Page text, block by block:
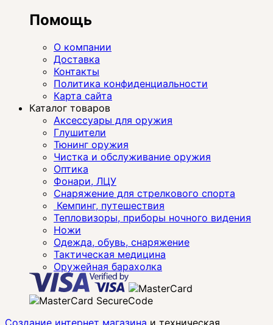
Помощь
О компании
Доставка
Контакты
Политика конфиденциальности
Карта сайта
Каталог товаров
Аксессуары для оружия
Глушители
Тюнинг оружия
Чистка и обслуживание оружия
Оптика
Фонари, ЛЦУ
Снаряжение для стрелкового спорта
Кемпинг, путешествия
Тепловизоры, приборы ночного видения
Ножи
Одежда, обувь, снаряжение
Тактическая медицина
Оружейная барахолка
Создание интернет магазина и техническая